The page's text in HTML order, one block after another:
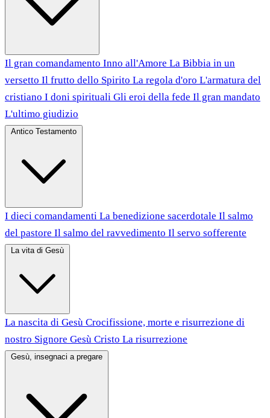
Il gran comandamento Inno all'Amore La Bibbia in un
versetto Il frutto dello Spirito La regola d'oro L'armatura del
cristiano I doni spirituali Gli eroi della fede Il gran mandato
L'ultimo giudizio
I dieci comandamenti La benedizione sacerdotale Il salmo
del pastore Il salmo del ravvedimento Il servo sofferente
La nascita di Gesù Crocifissione, morte e risurrezione di
nostro Signore Gesù Cristo La risurrezione